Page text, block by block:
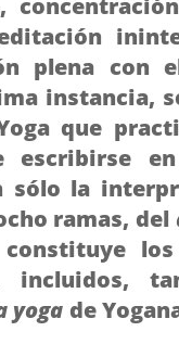
plena con
instancia,
que
escribirse
sólo la
ramas, del
incluidos,
yoga de